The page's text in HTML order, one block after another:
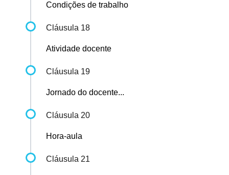
Condições de trabalho
Cláusula 18
Atividade docente
Cláusula 19
Jornado do docente...
Cláusula 20
Hora-aula
Cláusula 21